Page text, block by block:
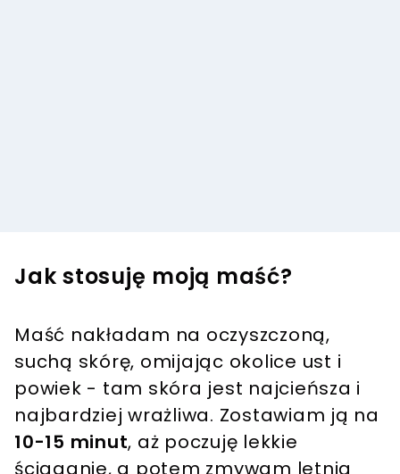
Jak stosuję moją maść?
Maść nakładam na oczyszczoną,
suchą skórę, omijając okolice ust i
powiek - tam skóra jest najcieńsza i
najbardziej wrażliwa. Zostawiam ją na
10-15 minut, aż poczuję lekkie
ściąganie, a potem zmywam letnią